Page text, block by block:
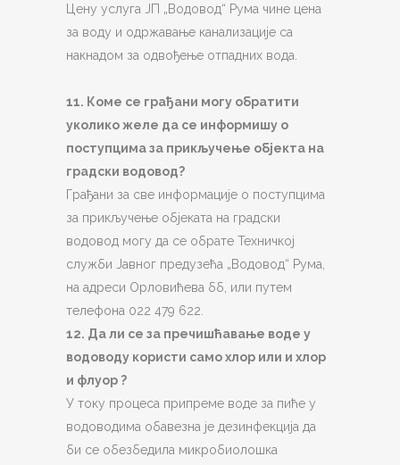
Цену услуга ЈП „Водовод“ Рума чине цена
за воду и одржавање канализације са
накнадом за одвођење отпадних вода.
11. Коме се грађани могу обратити
уколико желе да се информишу о
поступцима за прикључење објекта на
градски водовод?
Грађани за све информације о поступцима
за прикључење објеката на градски
водовод могу да се обрате Техничкој
служби Јавног предузећа „Водовод“ Рума,
на адреси Орловићева бб, или путем
телефона 022 479 622.
12. Да ли се за пречишћавање воде у
водоводу користи само хлор или и хлор
и флуор ?
У току процеса припреме воде за пиће у
водоводима обавезна је дезинфекција да
би се обезбедила микробиолошка